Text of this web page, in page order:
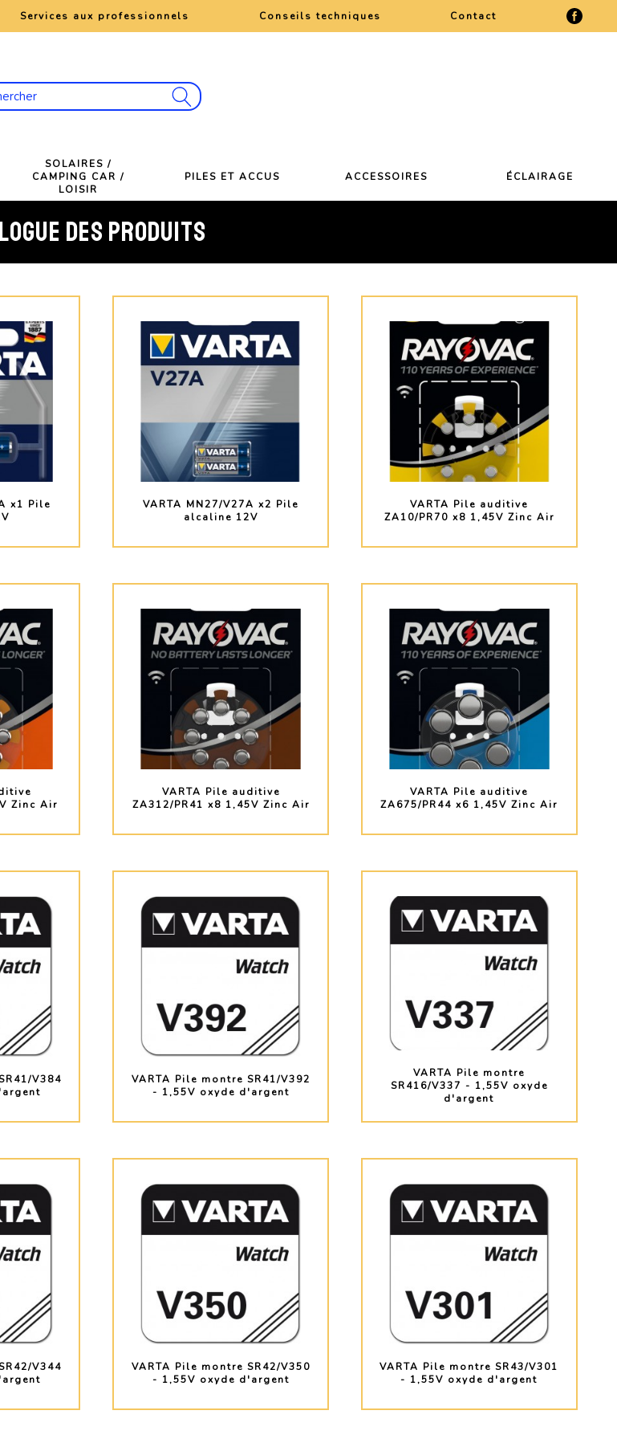
Services aux professionnels Conseils techniques Contact
SOLAIRES /
CAMPING CAR /
LOISIR
PILES ET ACCUS ACCESSOIRES ÉCLAIRAGE
DES PRODUITS
x1 Pile
VARTA MN27/V27A x2 Pile
alcaline 12V
VARTA Pile auditive
ZA10/PR70 x8 1,45V Zinc Air
Zinc Air
VARTA Pile auditive
ZA312/PR41 x8 1,45V Zinc Air
VARTA Pile auditive
ZA675/PR44 x6 1,45V Zinc Air
V384
VARTA Pile montre SR41/V392
- 1,55V oxyde d'argent
VARTA Pile montre
SR416/V337 - 1,55V oxyde
d'argent
V344
VARTA Pile montre SR42/V350
- 1,55V oxyde d'argent
VARTA Pile montre SR43/V301
- 1,55V oxyde d'argent